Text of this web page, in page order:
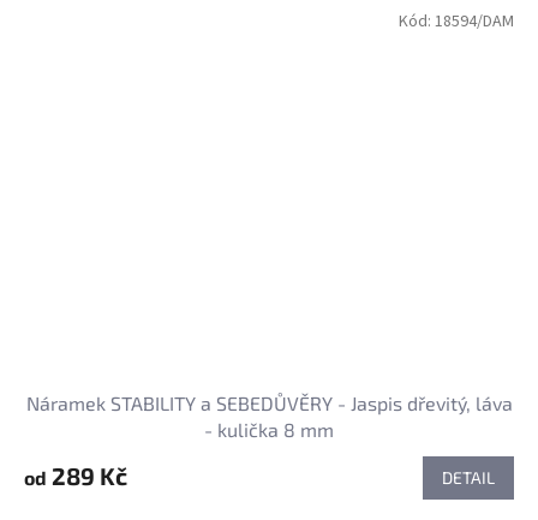
Náramek STABILITY a SEBEDŮVĚRY - Jaspis dřevitý, láva
- kulička 8 mm
od 289 Kč DETAIL
Kód: 18594/DAM